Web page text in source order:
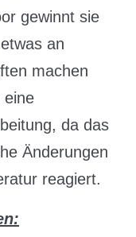
gewinnt sie
an
machen
eine
da das
Änderungen
reagiert.